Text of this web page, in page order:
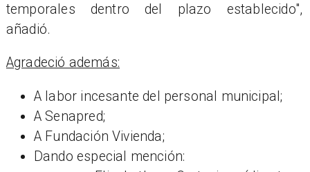
temporales dentro del plazo establecido",
añadió.
Agradeció además:
A labor incesante del personal municipal;
A Senapred;
A Fundación Vivienda;
Dando especial mención: